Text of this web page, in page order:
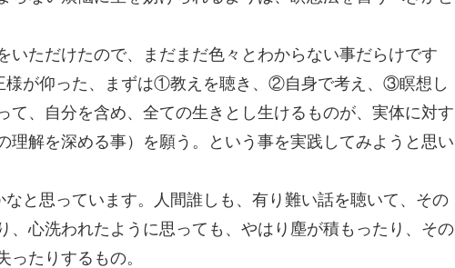
いただけたので、まだまだ色々とわからない事だらけです
様が仰った、まずは①教えを聴き、②自身で考え、③瞑想し
て、自分を含め、全ての生きとし生けるものが、実体に対す
理解を深める事）を願う。という事を実践してみようと思い
なと思っています。人間誰しも、有り難い話を聴いて、その
、心洗われたように思っても、やはり塵が積もったり、その
ったりするもの。